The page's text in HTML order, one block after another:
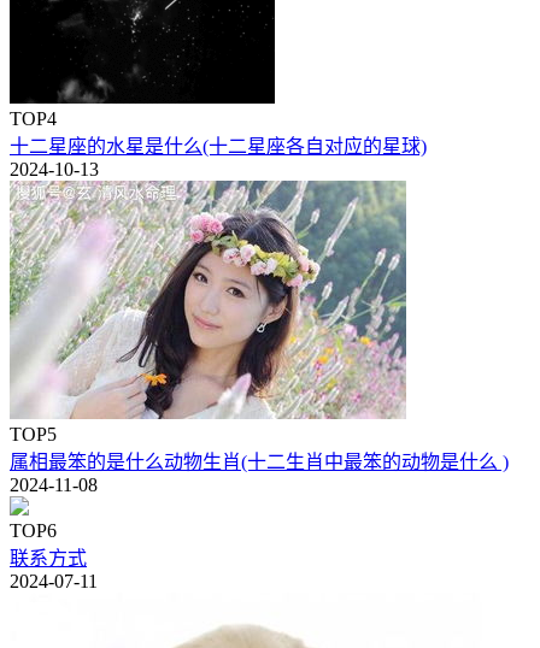
TOP4
十二星座的水星是什么(十二星座各自对应的星球)
2024-10-13
TOP5
属相最笨的是什么动物生肖(十二生肖中最笨的动物是什么 )
2024-11-08
TOP6
联系方式
2024-07-11